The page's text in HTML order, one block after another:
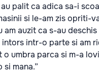
palit ca adica sa-i
si le-am zis opriti-
am auzit ca s-au deschis
intors intr-o parte si am
o umbra parca si m-a
mana.”